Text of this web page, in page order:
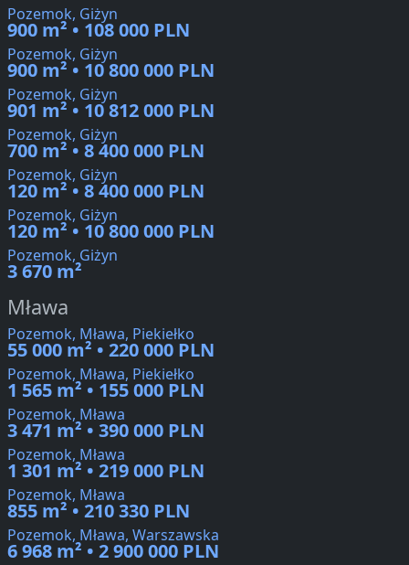
Pozemok, Giżyn
900 m² • 108 000 PLN
Pozemok, Giżyn
900 m² • 10 800 000 PLN
Pozemok, Giżyn
901 m² • 10 812 000 PLN
Pozemok, Giżyn
700 m² • 8 400 000 PLN
Pozemok, Giżyn
120 m² • 8 400 000 PLN
Pozemok, Giżyn
120 m² • 10 800 000 PLN
Pozemok, Giżyn
3 670 m²
Mława
Pozemok, Mława, Piekiełko
55 000 m² • 220 000 PLN
Pozemok, Mława, Piekiełko
1 565 m² • 155 000 PLN
Pozemok, Mława
3 471 m² • 390 000 PLN
Pozemok, Mława
1 301 m² • 219 000 PLN
Pozemok, Mława
855 m² • 210 330 PLN
Pozemok, Mława, Warszawska
6 968 m² • 2 900 000 PLN